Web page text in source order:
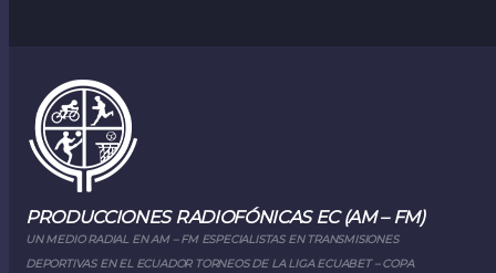
PRODUCCIONES RADIOFÓNICAS EC (AM – FM)
UN MEDIO RADIAL EN AM – FM ESPECIALISTAS EN TRANSMISIONES
DEPORTIVAS EN EL ECUADOR TORNEOS DE LA LIGA ECUABET – COPA